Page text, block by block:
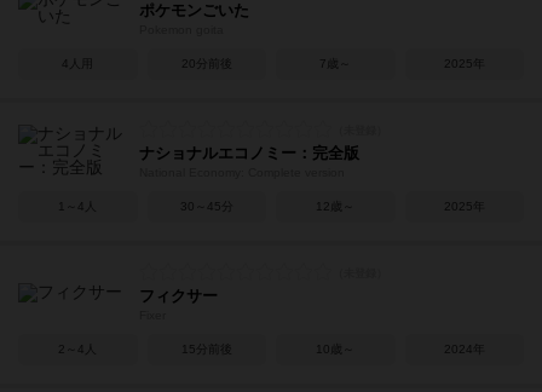
ポケモンごいた
4人用 20分前後 7歳～ 2025年
ナショナルエコノミー：完全版
1～4人 30～45分 12歳～ 2025年
フィクサー
2～4人 15分前後 10歳～ 2024年